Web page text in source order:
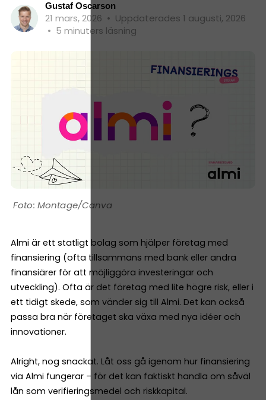
Gustaf Oscarson
21 mars, 2026 • Uppdaterades 1 augusti, 2026
• 5 minuters läsning
Montage/Canva
Almi är ett statligt bolag som hjälper företag med
finansiering (ofta tillsammans med bank eller andra
finansiärer för att möjliggöra investeringar och
utveckling). Ofta är det företag med lite högre risk, eller i
ett tidigt skede, som vänder sig till Almi. Det kan också
passa bra när företaget ska växa med nya idéer och
innovationer.
Alright, nog snackat. Låt oss gå igenom hur finansiering
via Almi fungerar – för det kan faktiskt handla om såväl
lån som verifieringsmedel och riskkapital.